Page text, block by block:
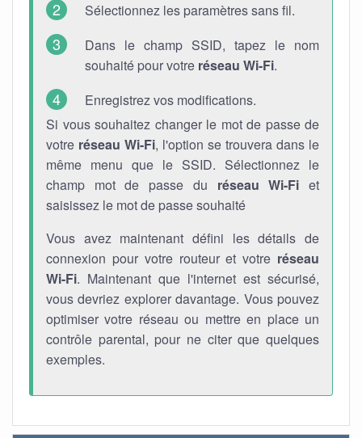
Sélectionnez les paramètres sans fil.
Dans le champ SSID, tapez le nom
souhaité pour votre réseau Wi-Fi.
Enregistrez vos modifications.
Si vous souhaitez changer le mot de passe de
votre réseau Wi-Fi, l'option se trouvera dans le
même menu que le SSID. Sélectionnez le
champ mot de passe du réseau Wi-Fi et
saisissez le mot de passe souhaité
Vous avez maintenant défini les détails de
connexion pour votre routeur et votre réseau
Wi-Fi. Maintenant que l'internet est sécurisé,
vous devriez explorer davantage. Vous pouvez
optimiser votre réseau ou mettre en place un
contrôle parental, pour ne citer que quelques
exemples.